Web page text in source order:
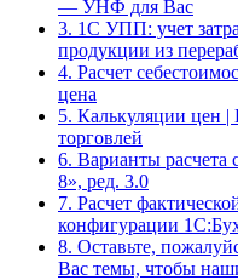
— УНФ для Вас
3. 1С УПП: учет
продукции из
4. Расчет
цена
5. Калькуляции цен |
торговлей
6. Варианты расчета
8», ред. 3.0
7. Расчет
конфигурации
8. Оставьте,
Вас темы, чтобы